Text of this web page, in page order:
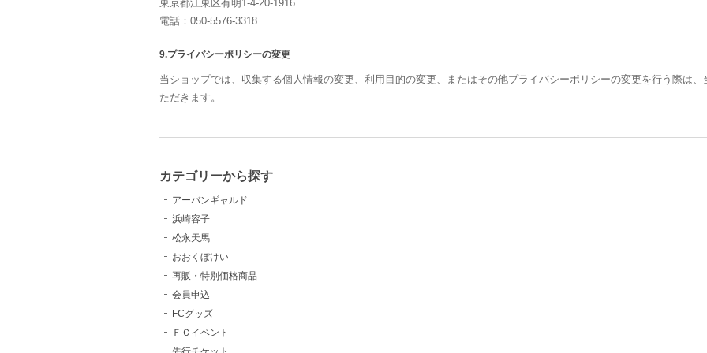
東京都江東区有明1-4-20-1916
電話：050-5576-3318
9.プライバシーポリシーの変更
当ショップでは、収集する個人情報の変更、利用目的の変更、またはその他プライバシーポリシーの変更を行う際は
ただきます。
カテゴリーから探す
アーバンギャルド
浜崎容子
松永天馬
おおくぼけい
再販・特別価格商品
会員申込
FCグッズ
ＦＣイベント